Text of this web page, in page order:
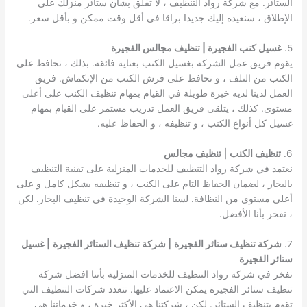
الستائر. مع شركة رواد التنظيف ، لا تقلق بشأن ستائر منزلك على
الإطلاق ، سنعيده إليك جديدا براقا في أقل وقت ممكن و بأقل سعر.
5. غسيل كنب الفجيرة | تنظيف مجالس الفجيرة
يقوم فريق عمل الشركة بغسيل الكنب بعناية فائقة. بذلك ، نحافظ على
الكنب من التلف ، و نحافظ على فرش الكنب من الإنكماش. فريق
العمل لدينا لديه خبرة طويلة في القيام بمهام تنظيف الكنب على أعلى
مستوى. كذلك ، يتلقى فريق العمل تدريب مستمر على القيام بمهام
غسيل كل أنواع الكنب ، و تنظيفه ، و الحفاظ عليه.
6. تنظيف الكنب |تنظيف مجالس
نعتمد في شركة رواد التنظيف للخدمات المنزلية على تقنية التنظيف
بالبخار ، لضمان الحفاظ التام على الكنب ، و تنظيفه بشكل كامل و على
أعلى مستوى من النظافة. لسنا الشركة الوحيدة في تنظيف البخار. لكن
، نفخر بأنا الأفضل.
7. شركة تنظيف ستائر الفجيرة | شركة تنظيف الستائر الفجيرة
| غسيل
ستائر الفجيرة
نفخر في شركة رواد التنظيف للخدمات المنزلية بأننا افضل شركة
تنظيف ستائر الفجيرة يمكن الاعتماد عليها. تتعدد شركات التنظيف التي
تقوم بتنظيف الستائر. لكن ، شركتنا هي الأكثر خبرة ، و خدماتنا هي